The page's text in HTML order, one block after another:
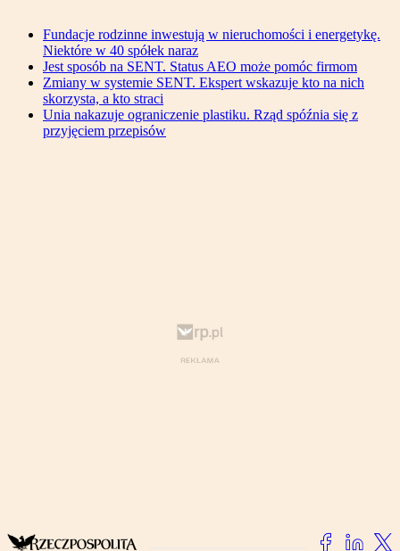
Fundacje rodzinne inwestują w nieruchomości i energetykę.
Niektóre w 40 spółek naraz
Jest sposób na SENT. Status AEO może pomóc firmom
Zmiany w systemie SENT. Ekspert wskazuje kto na nich
skorzysta, a kto straci
Unia nakazuje ograniczenie plastiku. Rząd spóźnia się z
przyjęciem przepisów